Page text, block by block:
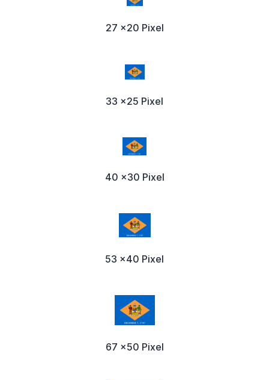
27 x20 Pixel
33 x25 Pixel
40 x30 Pixel
53 x40 Pixel
67 x50 Pixel